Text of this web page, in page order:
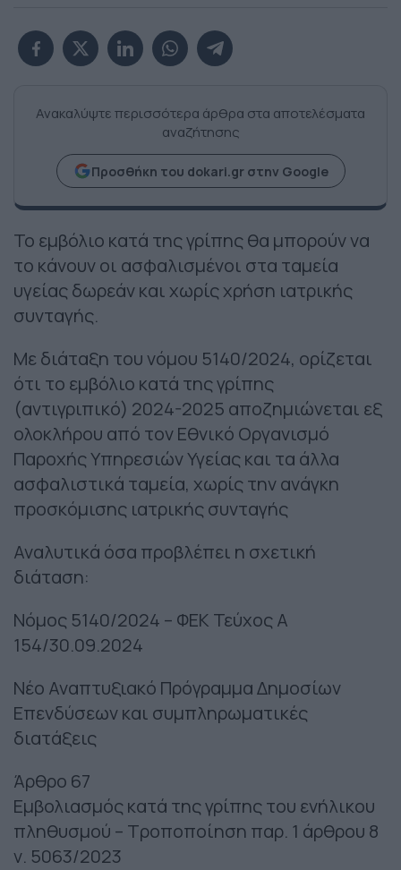
Ανακαλύψτε περισσότερα άρθρα στα αποτελέσματα
αναζήτησης
Προσθήκη του dokari.gr στην Google
Το εμβόλιο κατά της γρίπης θα μπορούν να
το κάνουν οι ασφαλισμένοι στα ταμεία
υγείας δωρεάν και χωρίς χρήση ιατρικής
συνταγής.
Με διάταξη του νόμου 5140/2024, ορίζεται
ότι το εμβόλιο κατά της γρίπης
(αντιγριπικό) 2024-2025 αποζημιώνεται εξ
ολοκλήρου από τον Εθνικό Οργανισμό
Παροχής Υπηρεσιών Υγείας και τα άλλα
ασφαλιστικά ταμεία, χωρίς την ανάγκη
προσκόμισης ιατρικής συνταγής
Αναλυτικά όσα προβλέπει η σχετική
διάταση:
Νόμος 5140/2024 – ΦΕΚ Τεύχος Α
154/30.09.2024
Νέο Αναπτυξιακό Πρόγραμμα Δημοσίων
Επενδύσεων και συμπληρωματικές
διατάξεις
Άρθρο 67
Εμβολιασμός κατά της γρίπης του ενήλικου
πληθυσμού – Τροποποίηση παρ. 1 άρθρου 8
ν. 5063/2023